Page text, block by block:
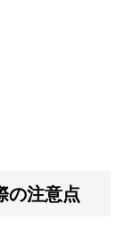
の注意点